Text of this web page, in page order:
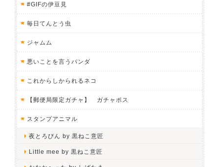
#GIFの伊豆見
毎日てんとう虫
ジャムム
悪いことを言うパンダ
これからしかられるネコ
【郵便局限定ガチャ】 ガチャポス
スタンプアニマル
夜とろびん by 黒ねこ意匠
Little mee by 黒ねこ意匠